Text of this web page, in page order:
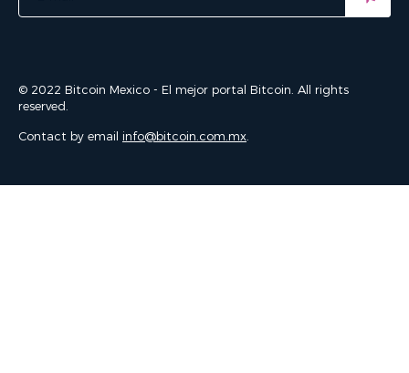
© 2022 Bitcoin Mexico - El mejor portal Bitcoin. All rights
reserved.
Contact by email info@bitcoin.com.mx.